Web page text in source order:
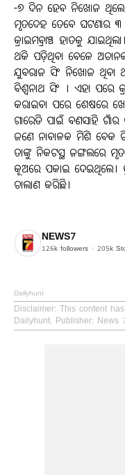
-୭ ଦିନ ହେବ ନିଖୋଜ ଥିଲେ
ମୃତଦେହ ତେବେ ଘଟଣାର ୩
କ୍ରାଇମବ୍ରାଞ୍ଚ ହାତକୁ
ଥକି ପଡ଼ିଥିବା ବେଳେ
ଯୁବରାଜ ସିଂ ନିଖୋଜ ଥିବା
ବିଶ୍ଵନାଥ ସିଂ । ଏହା ପରେ
କରାଇବା ପରେ ଶେଷରେ
ଗାରେଡି ପାଇଁ ବଣସାହି
ଜଣେ ନାବାଳକ ମିଶି ବେକ
ତାଙ୍କୁ ନିକଟସ୍ଥ ଜଙ୍ଗଲରେ
କୂଅରେ ପକାଇ ଦେଇଥିଲେ।
ଚାଲାଣ କରିଛି।
NEWS7
126k followers 205k
Dailyhunt
Disclaimer: This content
Dailyhunt. Publisher: News